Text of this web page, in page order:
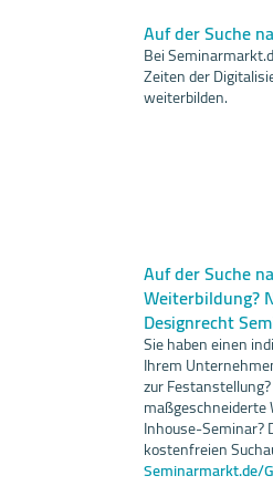
Auf der Suche
Bei
Zeiten der
weiterbilden.
Auf der Suche
Weiterbildung?
Designrecht
Sie haben einen
Ihrem
zur
maßgeschneiderte
Inhouse-Seminar?
kostenfreien
Seminarmarkt.de/